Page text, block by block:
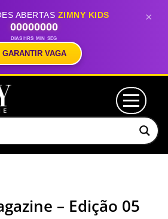
ABERTAS ZIMNY KIDS
00
DIAS
00
HRS
00
MIN
00
SEG
GARANTIR VAGA
×
– Edição 05